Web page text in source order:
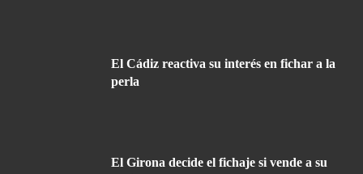
El Cádiz reactiva su interés en fichar a la
perla
El Girona decide el fichaje si vende a su